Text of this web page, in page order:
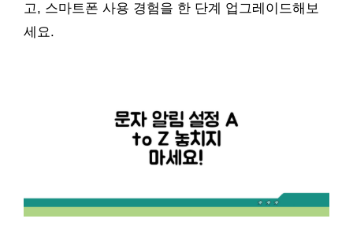
고, 스마트폰 사용 경험을 한 단계 업그레이드해보
세요.